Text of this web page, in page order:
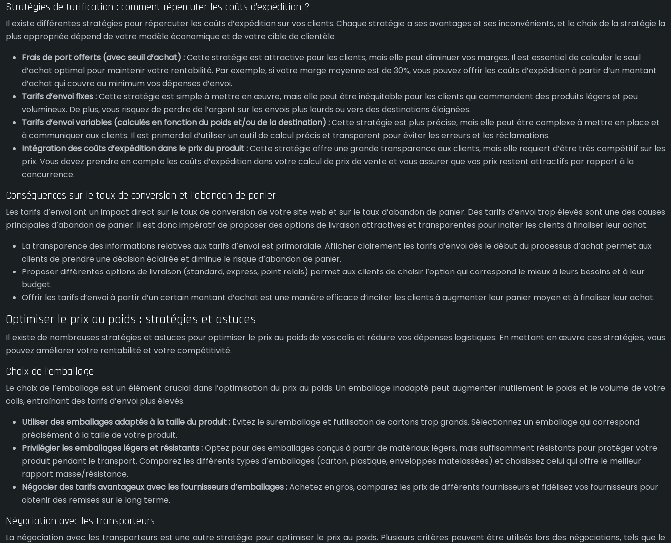
Stratégies de tarification : comment répercuter les coûts d’expédition ?
Il existe différentes stratégies pour répercuter les coûts d’expédition sur vos clients. Chaque stratégie a ses avantages et ses inconvénients, et le choix de la stratégie la
plus appropriée dépend de votre modèle économique et de votre cible de clientèle.
Frais de port offerts (avec seuil d’achat) :Cette stratégie est attractive pour les clients, mais elle peut diminuer vos marges. Il est essentiel de calculer le seuil
d’achat optimal pour maintenir votre rentabilité. Par exemple, si votre marge moyenne est de 30%, vous pouvez offrir les coûts d’expédition à partir d’un montant
d’achat qui couvre au minimum vos dépenses d’envoi.
Tarifs d’envoi fixes :Cette stratégie est simple à mettre en œuvre, mais elle peut être inéquitable pour les clients qui commandent des produits légers et peu
volumineux. De plus, vous risquez de perdre de l’argent sur les envois plus lourds ou vers des destinations éloignées.
Tarifs d’envoi variables (calculés en fonction du poids et/ou de la destination) :Cette stratégie est plus précise, mais elle peut être complexe à mettre en place et
à communiquer aux clients. Il est primordial d’utiliser un outil de calcul précis et transparent pour éviter les erreurs et les réclamations.
Intégration des coûts d’expédition dans le prix du produit :Cette stratégie offre une grande transparence aux clients, mais elle requiert d’être très compétitif sur les
prix. Vous devez prendre en compte les coûts d’expédition dans votre calcul de prix de vente et vous assurer que vos prix restent attractifs par rapport à la
concurrence.
Conséquences sur le taux de conversion et l’abandon de panier
Les tarifs d’envoi ont un impact direct sur le taux de conversion de votre site web et sur le taux d’abandon de panier. Des tarifs d’envoi trop élevés sont une des causes
principales d’abandon de panier. Il est donc impératif de proposer des options de livraison attractives et transparentes pour inciter les clients à finaliser leur achat.
La transparence des informations relatives aux tarifs d’envoi est primordiale. Afficher clairement les tarifs d’envoi dès le début du processus d’achat permet aux
clients de prendre une décision éclairée et diminue le risque d’abandon de panier.
Proposer différentes options de livraison (standard, express, point relais) permet aux clients de choisir l’option qui correspond le mieux à leurs besoins et à leur
budget.
Offrir les tarifs d’envoi à partir d’un certain montant d’achat est une manière efficace d’inciter les clients à augmenter leur panier moyen et à finaliser leur achat.
Optimiser le prix au poids : stratégies et astuces
Il existe de nombreuses stratégies et astuces pour optimiser le prix au poids de vos colis et réduire vos dépenses logistiques. En mettant en œuvre ces stratégies, vous
pouvez améliorer votre rentabilité et votre compétitivité.
Choix de l’emballage
Le choix de l’emballage est un élément crucial dans l’optimisation du prix au poids. Un emballage inadapté peut augmenter inutilement le poids et le volume de votre
colis, entraînant des tarifs d’envoi plus élevés.
Utiliser des emballages adaptés à la taille du produit : Évitez le suremballage et l’utilisation de cartons trop grands. Sélectionnez un emballage qui correspond
précisément à la taille de votre produit.
Privilégier les emballages légers et résistants :Optez pour des emballages conçus à partir de matériaux légers, mais suffisamment résistants pour protéger votre
produit pendant le transport. Comparez les différents types d’emballages (carton, plastique, enveloppes matelassées) et choisissez celui qui offre le meilleur
rapport masse/résistance.
Négocier des tarifs avantageux avec les fournisseurs d’emballages :Achetez en gros, comparez les prix de différents fournisseurs et fidélisez vos fournisseurs pour
obtenir des remises sur le long terme.
Négociation avec les transporteurs
La négociation avec les transporteurs est une autre stratégie pour optimiser le prix au poids. Plusieurs critères peuvent être utilisés lors des négociations, tels que le